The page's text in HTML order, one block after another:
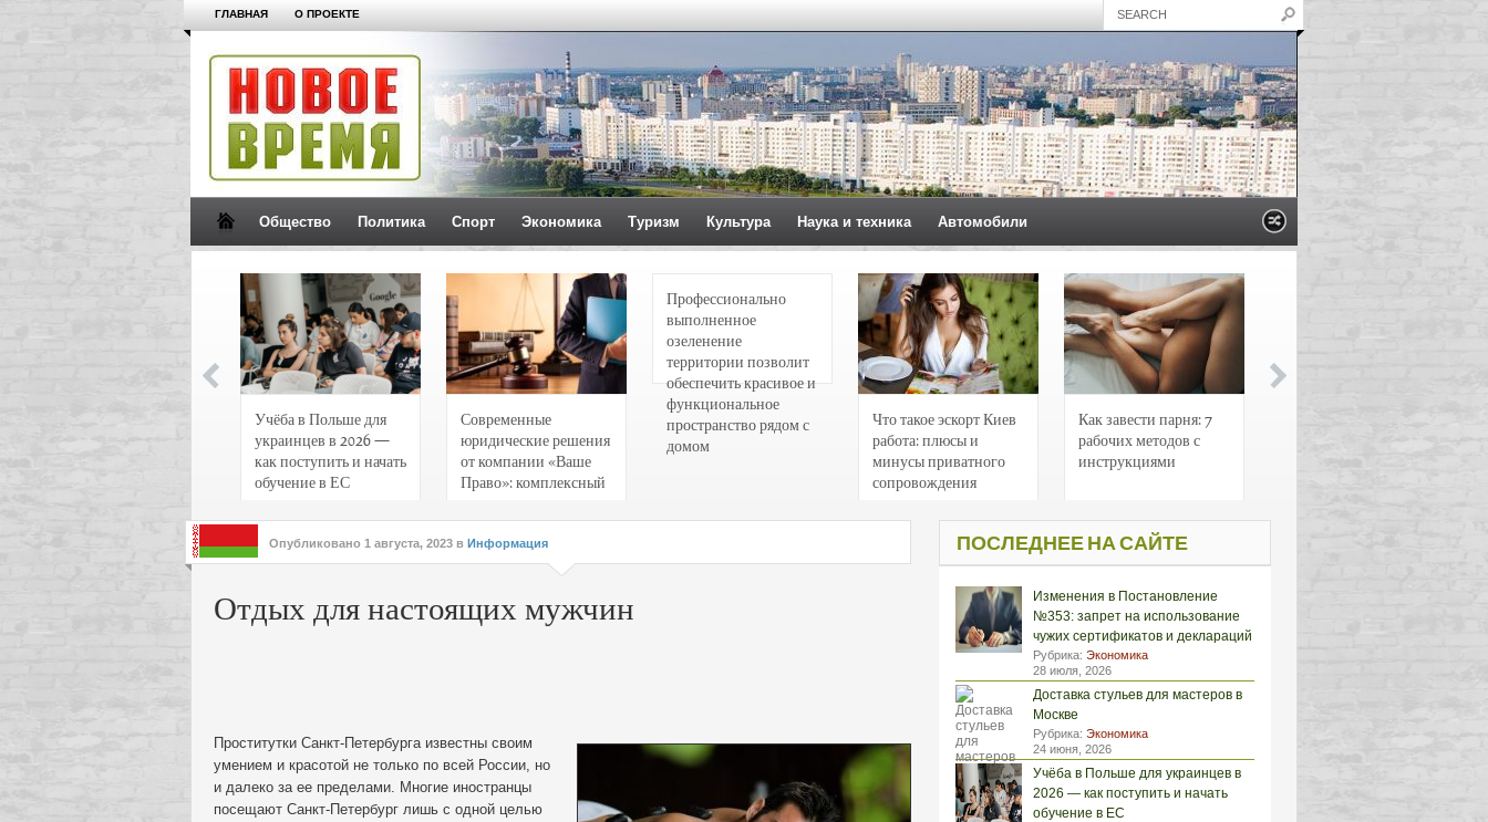
ГЛАВНАЯ О ПРОЕКТЕ
Общество Политика Спорт Экономика Туризм Культура Наука и техника Автомобили
Учёба в Польше для
украинцев в 2026 —
как поступить и начать
обучение в ЕС
Современные
юридические решения
от компании «Ваше
Право»: комплексный
интересов клиентов
Профессионально
выполненное
озеленение
территории позволит
обеспечить красивое и
функциональное
пространство рядом с
домом
Что такое эскорт Киев
работа: плюсы и
минусы приватного
сопровождения
Как завести парня: 7
рабочих методов с
инструкциями
Опубликовано 1 августа, 2023 в Информация
Отдых для настоящих мужчин
Проститутки Санкт-Петербурга известны своим
умением и красотой не только по всей России, но
и далеко за ее пределами. Многие иностранцы
посещают Санкт-Петербург лишь с одной целью
ПОСЛЕДНЕЕ НА САЙТЕ
Изменения в Постановление
№353: запрет на использование
чужих сертификатов и деклараций
Рубрика: Экономика
28 июля, 2026
Доставка стульев для мастеров в
Москве
Рубрика: Экономика
24 июня, 2026
Учёба в Польше для украинцев в
2026 — как поступить и начать
обучение в ЕС